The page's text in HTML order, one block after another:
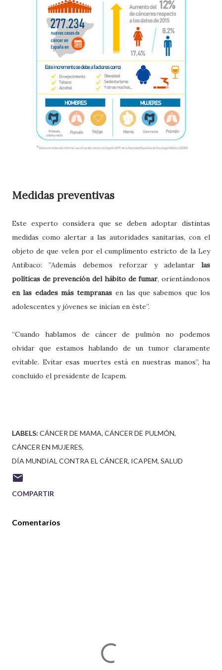
Medidas preventivas
Este experto considera que se deben adoptar distintas
medidas como alertar a las autoridades sanitarias, con el
objeto de que velen por el cumplimento estricto de la Ley
Antibaco: ”Además debemos reforzar y adelantar las
políticas de prevención del hábito de fumar, orientándonos
en las edades más tempranas en las que sabemos que los
adolescentes y jóvenes se inician en éste”.
“Cuando hablamos de cáncer de pulmón no podemos
olvidar que estamos hablando de un tumor claramente
evitable. Evitar esas muertes está en nuestras manos”, ha
concluido el presidente de Icapem.
LABELS: CÁNCER DE MAMA CÁNCER DE PULMÓN
CÁNCER EN MUJERES
DÍA MUNDIAL CONTRA EL CÁNCER ICAPEM SALUD
COMPARTIR
Comentarios